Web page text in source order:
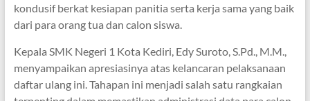
kondusif berkat kesiapan panitia serta kerja sama yang baik
dari para orang tua dan calon siswa.
Kepala SMK Negeri 1 Kota Kediri, Edy Suroto, S.Pd., M.M.,
menyampaikan apresiasinya atas kelancaran pelaksanaan
daftar ulang ini. Tahapan ini menjadi salah satu rangkaian